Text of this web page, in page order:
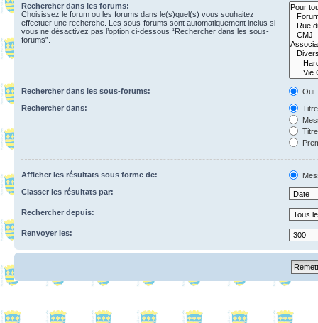
Rechercher dans les forums:
Choisissez le forum ou les forums dans le(s)quel(s) vous souhaitez
effectuer une recherche. Les sous-forums sont automatiquement inclus si
vous ne désactivez pas l’option ci-dessous “Rechercher dans les sous-
forums”.
Rechercher dans les sous-forums:
Oui
Rechercher dans:
Afficher les résultats sous forme de:
Classer les résultats par:
Rechercher depuis:
Renvoyer les: